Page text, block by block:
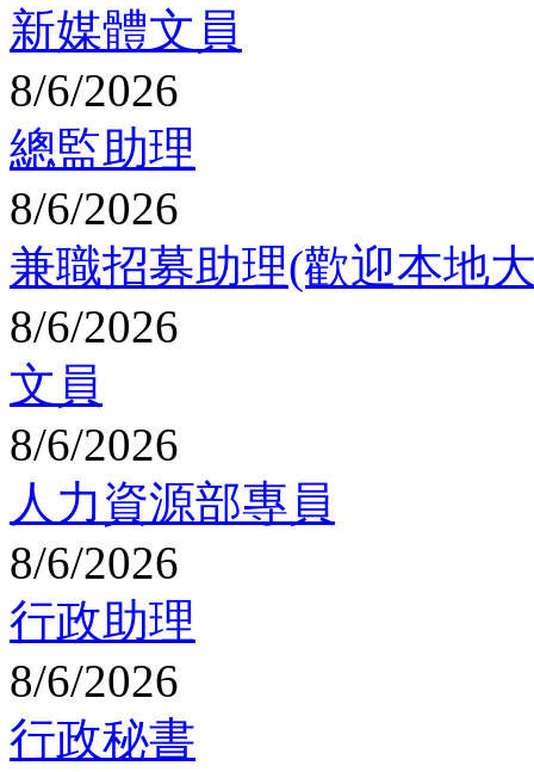
新媒體文員
8/6/2026
總監助理
8/6/2026
兼職招募助理(歡迎本地
8/6/2026
文員
8/6/2026
人力資源部專員
8/6/2026
行政助理
8/6/2026
行政秘書